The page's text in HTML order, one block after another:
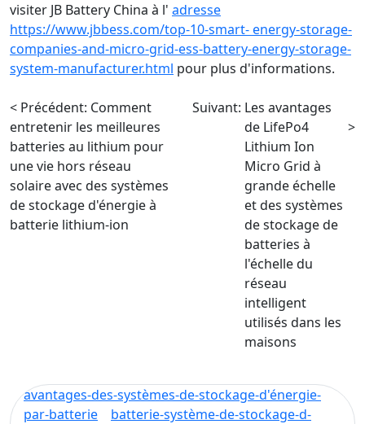
visiter JB Battery China à l' adresse
https://www.jbbess.com/top-10-smart- energy-storage-
companies-and-micro-grid-ess-battery-energy-storage-
system-manufacturer.html pour plus d'informations.
< Précédent: Comment
entretenir les meilleures
batteries au lithium pour
une vie hors réseau
solaire avec des systèmes
de stockage d'énergie à
batterie lithium-ion
Suivant: Les avantages
de LifePo4
Lithium Ion
Micro Grid à
grande échelle
et des systèmes
de stockage de
batteries à
l'échelle du
réseau
intelligent
utilisés dans les
maisons
>
avantages-des-systèmes-de-stockage-d'énergie-
par-batterie
batterie-système-de-stockage-d-